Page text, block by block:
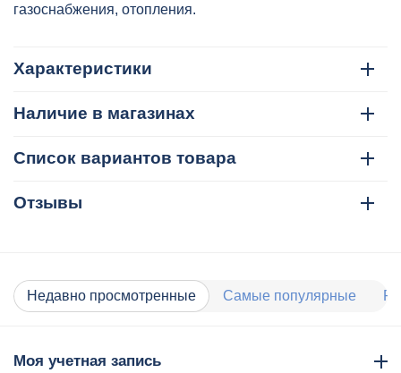
газоснабжения, отопления.
Характеристики
Наличие в магазинах
Список вариантов товара
Отзывы
Недавно просмотренные Самые популярные
Моя учетная запись